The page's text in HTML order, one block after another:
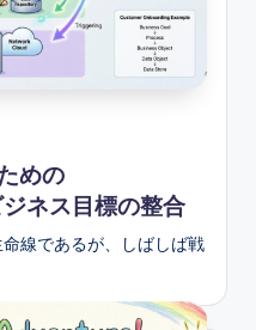
めの
ネス目標の整合
線であるが、しばしば戦